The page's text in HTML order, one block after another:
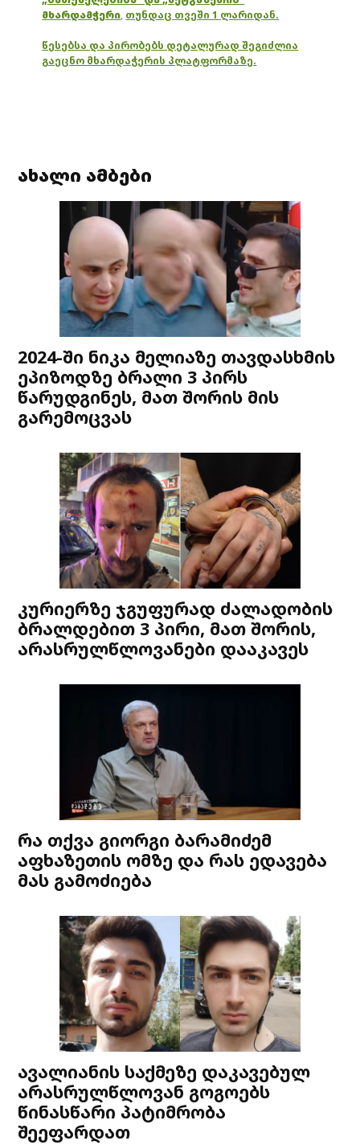
მხარდამჭერი, თუნდაც თვეში 1 ლარიდან.
წესებსა და პირობებს დეტალურად შეგიძლია
გაეცნო მხარდაჭერის პლატფორმაზე.
ახალი ამბები
2024-ში ნიკა მელიაზე თავდასხმის
ეპიზოდზე ბრალი 3 პირს
წარუდგინეს, მათ შორის მის
გარემოცვას
კურიერზე ჯგუფურად ძალადობის
ბრალდებით 3 პირი, მათ შორის,
არასრულწლოვანები დააკავეს
რა თქვა გიორგი ბარამიძემ
აფხაზეთის ომზე და რას ედავება
მას გამოძიება
ავალიანის საქმეზე დაკავებულ
არასრულწლოვან გოგოებს
წინასწარი პატიმრობა
შეეფარდათ